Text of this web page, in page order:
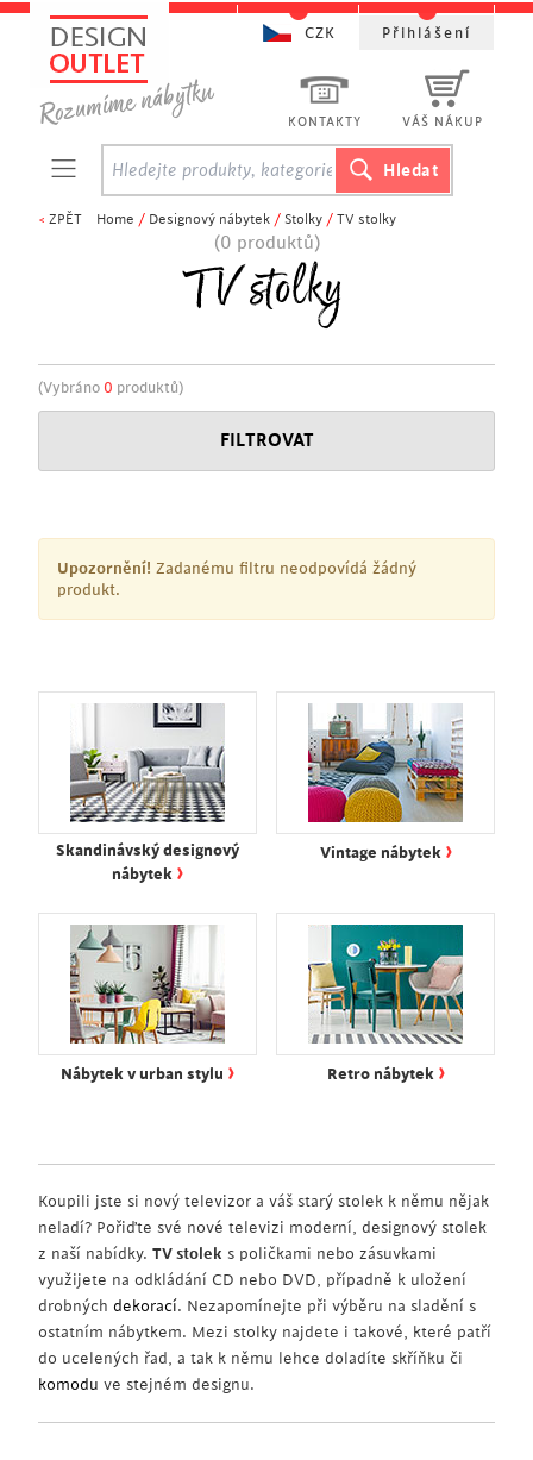
< ZPĚT Home / Designový nábytek / Stolky / TV stolky
(0 produktů)
TV stolky
(Vybráno 0 produktů)
FILTROVAT
Upozornění! Zadanému filtru neodpovídá žádný
produkt.
Skandinávský designový
nábytek ›
Vintage nábytek ›
Nábytek v urban stylu › Retro nábytek ›
Koupili jste si nový televizor a váš starý stolek k němu nějak
neladí? Pořiďte své nové televizi moderní, designový stolek
z naší nabídky. TV stolek s poličkami nebo zásuvkami
využijete na odkládání CD nebo DVD, případně k uložení
drobných dekorací. Nezapomínejte při výběru na sladění s
ostatním nábytkem. Mezi stolky najdete i takové, které patří
do ucelených řad, a tak k němu lehce doladíte skříňku či
komodu ve stejném designu.
KONTAKTY VÁŠ NÁKUP
CZK Přihlášení